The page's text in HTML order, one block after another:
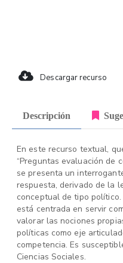
Descargar recurso
Descripción
En este recurso textual,
“Preguntas evaluación de
se presenta un
respuesta, derivado de la
conceptual de tipo
está centrada en servir
valorar las nociones
políticas como eje
competencia. Es
Ciencias Sociales.